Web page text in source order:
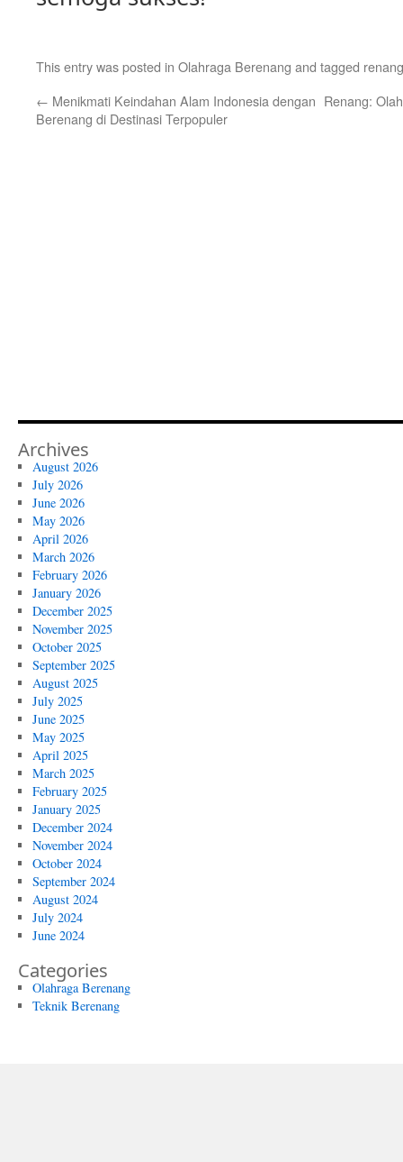
This entry was posted in Olahraga Berenang and tagged
← Menikmati Keindahan Alam Indonesia dengan
Berenang di Destinasi Terpopuler
Renang:
Archives
August 2026
July 2026
June 2026
May 2026
April 2026
March 2026
February 2026
January 2026
December 2025
November 2025
October 2025
September 2025
August 2025
July 2025
June 2025
May 2025
April 2025
March 2025
February 2025
January 2025
December 2024
November 2024
October 2024
September 2024
August 2024
July 2024
June 2024
Categories
Olahraga Berenang
Teknik Berenang